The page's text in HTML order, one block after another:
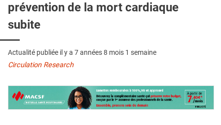
CRÉDITS
prévention de la mort cardiaque
subite
Actualité publiée il y a 7 années 8 mois 1 semaine
Circulation Research